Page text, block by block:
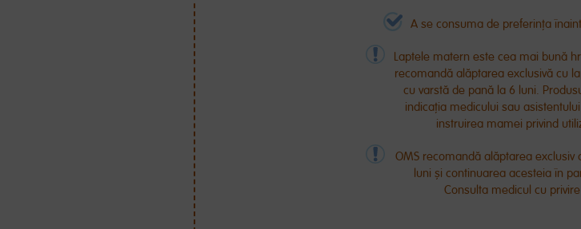
A se consuma de preferința
Laptele matern este cea mai bună
recomandă alăptarea exclusivă cu
cu varstă de pană la 6 luni.
indicația medicului sau
instruirea mamei privind
OMS recomandă alăptarea
luni și continuarea acesteia în
Consulta medicul cu